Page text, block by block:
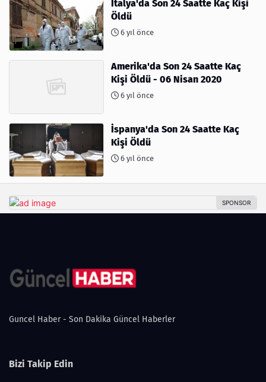
İtalya'da Son 24 Saatte Kaç Kişi
Öldü
6 yıl önce
Amerika'da Son 24 Saatte Kaç
Kişi Öldü - 06 Nisan 2020
6 yıl önce
İspanya'da Son 24 Saatte Kaç
Kişi Öldü
6 yıl önce
Guncel Haber - Son Dakika Güncel Haberler
Bizi Takip Edin